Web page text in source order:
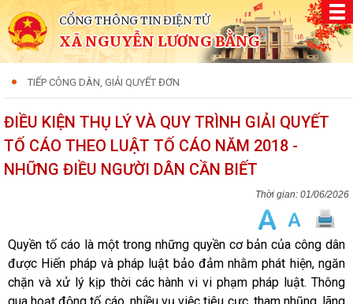
CỔNG THÔNG TIN ĐIỆN TỬ
XÃ NGUYỄN LƯƠNG BẰNG
TIẾP CÔNG DÂN, GIẢI QUYẾT ĐƠN
ĐIỀU KIỆN THỤ LÝ VÀ QUY TRÌNH GIẢI QUYẾT
TỐ CÁO THEO LUẬT TỐ CÁO NĂM 2018 -
NHỮNG ĐIỀU NGƯỜI DÂN CẦN BIẾT
01/06/2026
Quyền tố cáo là một trong những quyền cơ bản của công dân
được Hiến pháp và pháp luật bảo đảm nhằm phát hiện, ngăn
chặn và xử lý kịp thời các hành vi vi phạm pháp luật. Thông